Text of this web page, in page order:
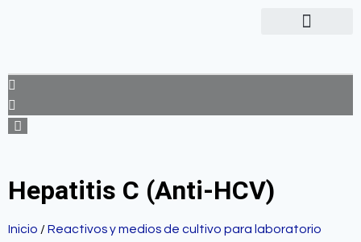
Hepatitis C (Anti-HCV)
Inicio / Reactivos y medios de cultivo para laboratorio